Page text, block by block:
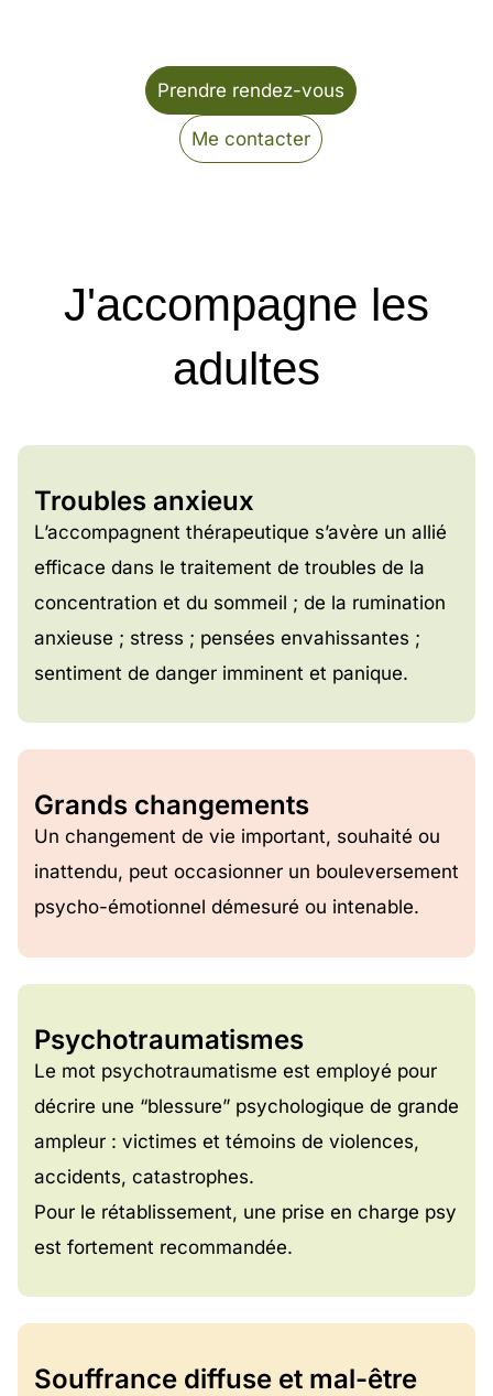
Prendre rendez-vous
Me contacter
J'accompagne les
adultes
Troubles anxieux
L’accompagnent thérapeutique s’avère un allié
efficace dans le traitement de troubles de la
concentration et du sommeil ; de la rumination
anxieuse ; stress ; pensées envahissantes ;
sentiment de danger imminent et panique.
Grands changements
Un changement de vie important, souhaité ou
inattendu, peut occasionner un bouleversement
psycho-émotionnel démesuré ou intenable.
Psychotraumatismes
Le mot psychotraumatisme est employé pour
décrire une “blessure” psychologique de grande
ampleur : victimes et témoins de violences,
accidents, catastrophes.
Pour le rétablissement, une prise en charge psy
est fortement recommandée.
Souffrance diffuse et mal-être